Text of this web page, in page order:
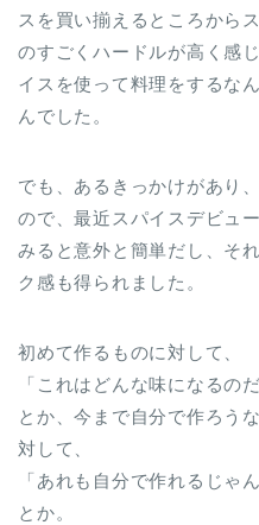
スを買い揃えるところから
のすごくハードルが高く感
イスを使って料理をするな
んでした。
でも、あるきっかけがあり
ので、最近スパイスデビュ
みると意外と簡単だし、そ
ク感も得られました。
初めて作るものに対して、
「これはどんな味になるの
とか、今まで自分で作ろう
対して、
「あれも自分で作れるじゃん
とか。